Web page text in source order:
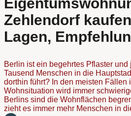
Zehlendorf
Lagen,
Berlin ist ein begehrtes Pflaster
Tausend Menschen in die
dorthin führt? In den meisten Fällen
Wohnsituation wird immer
Berlins sind die Wohnflächen
zieht es immer mehr Menschen in